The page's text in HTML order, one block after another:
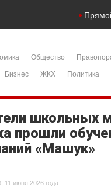
Общество
Бизнес ЖКХ Политика
школьных
прошли
«Машук»
11 июня 2026 года